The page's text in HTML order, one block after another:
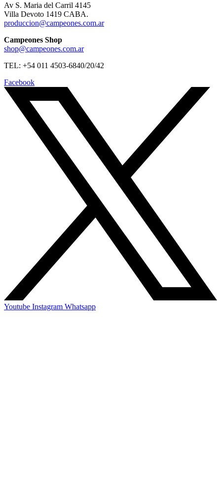
Av S. Maria del Carril 4145
Villa Devoto 1419 CABA.
produccion@campeones.com.ar
Campeones Shop
shop@campeones.com.ar
TEL: +54 011 4503-6840/20/42
Facebook
Youtube Instagram Whatsapp